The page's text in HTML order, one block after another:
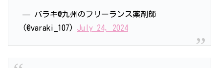
— バラキ@九州のフリーランス薬剤師
(@varaki_107) July 24, 2024